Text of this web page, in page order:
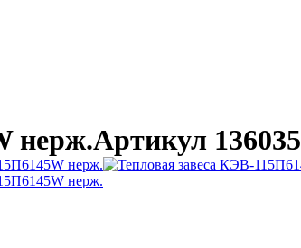
нерж.Артикул 136035